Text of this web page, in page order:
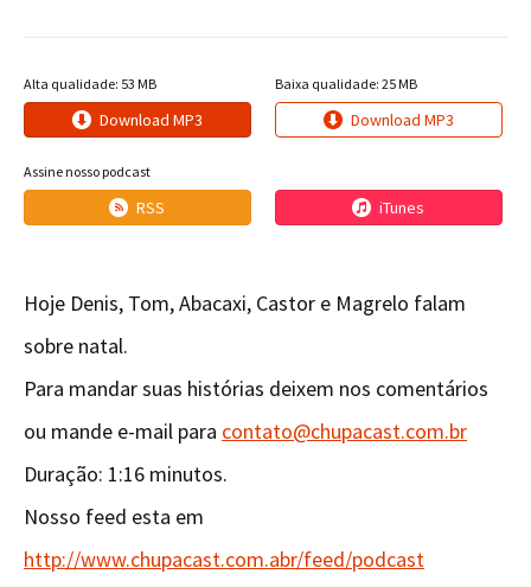
Alta qualidade: 53 MB
Download MP3
Baixa qualidade: 25 MB
Download MP3
Assine nosso podcast
RSS iTunes
Hoje Denis, Tom, Abacaxi, Castor e Magrelo falam
sobre natal.
Para mandar suas histórias deixem nos comentários
ou mande e-mail para contato@chupacast.com.br
Duração: 1:16 minutos.
Nosso feed esta em
http://www.chupacast.com.abr/feed/podcast